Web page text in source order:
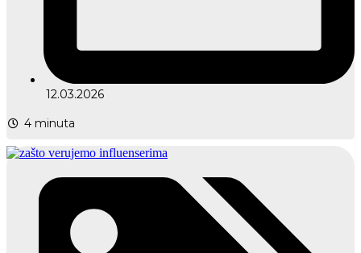
12.03.2026
4 minuta